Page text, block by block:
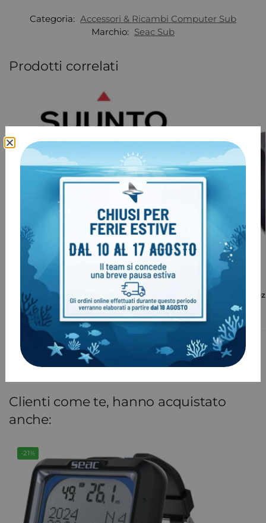
Categoria: Accessori & Ricambi Computer Sub
Marchio: Seac Sub
Prodotti correlati
Cinturino Suunto Vyper completo
€46,00
Guscio
19,00
Clienti come te, hanno acquistato
anche:
-21%